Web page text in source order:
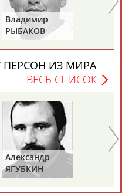
Герман
АБДУЛАЕВ
Загалав
Назир
Владимир
РЫБАКОВ
ПЕРСОН ИЗ МИРА
ВЕСЬ СПИСОК
Александр
ЯГУБКИН